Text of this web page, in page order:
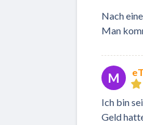
Nach
Man
M
Ich bin
Geld